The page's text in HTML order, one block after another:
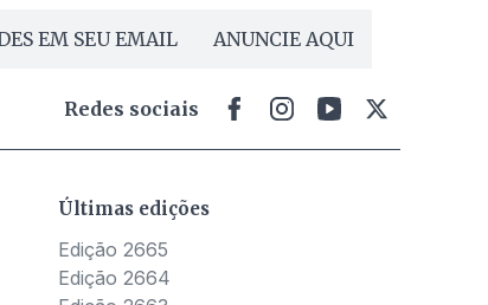
EM SEU EMAIL ANUNCIE AQUI
Redes sociais
Últimas edições
Edição 2665
Edição 2664